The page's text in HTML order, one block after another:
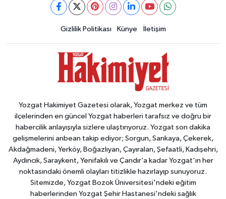
Gizlilik Politikası Künye İletişim
Yozgat Hakimiyet Gazetesi olarak, Yozgat merkez ve tüm
ilçelerinden en güncel Yozgat haberleri tarafsız ve doğru bir
habercilik anlayışıyla sizlere ulaştırıyoruz. Yozgat son dakika
gelişmelerini anbean takip ediyor; Sorgun, Sarıkaya, Çekerek,
Akdağmadeni, Yerköy, Boğazlıyan, Çayıralan, Şefaatli, Kadışehri,
Aydıncık, Saraykent, Yenifakılı ve Çandır’a kadar Yozgat'ın her
noktasındaki önemli olayları titizlikle hazırlayıp sunuyoruz.
Sitemizde, Yozgat Bozok Üniversitesi'ndeki eğitim
haberlerinden Yozgat Şehir Hastanesi'ndeki sağlık